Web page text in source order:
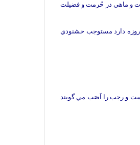
و ماهي در حُرمت و فضيلت
دارد مستوجب خشنودي
و رجب را اَصَب مي گويند